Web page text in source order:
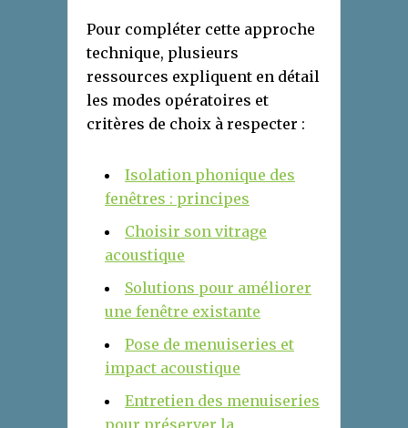
Pour compléter cette approche
technique, plusieurs
ressources expliquent en détail
les modes opératoires et
critères de choix à respecter :
Isolation phonique des
fenêtres : principes
Choisir son vitrage
acoustique
Solutions pour améliorer
une fenêtre existante
Pose de menuiseries et
impact acoustique
Entretien des menuiseries